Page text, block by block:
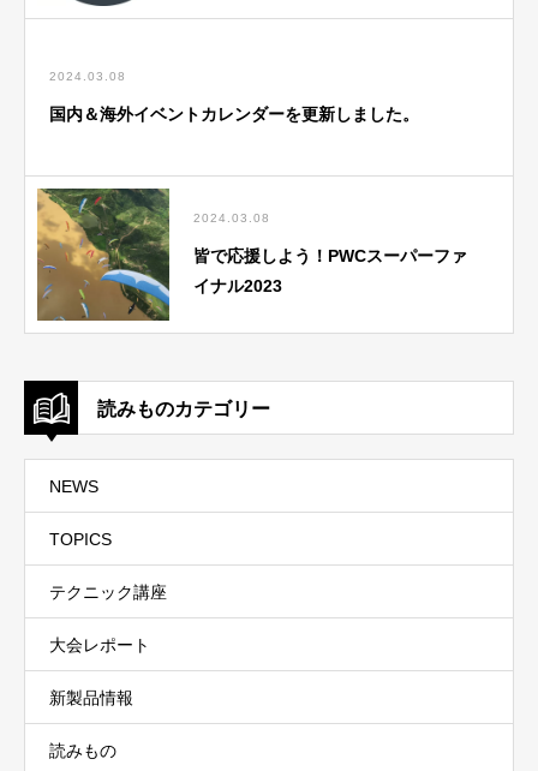
2024.03.08
国内＆海外イベントカレンダーを更新しました。
2024.03.08
皆で応援しよう！PWCスーパーファ
イナル2023
読みものカテゴリー
NEWS
TOPICS
テクニック講座
大会レポート
新製品情報
読みもの